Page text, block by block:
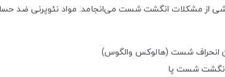
از مشکلات انگشت شست می‌انجامد. مواد نئوپرنی ضد
انحراف شست (هالوکس والگوس)
شست پا